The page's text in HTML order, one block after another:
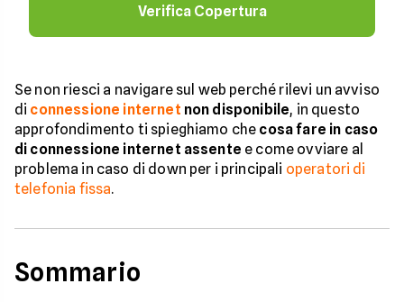
Verifica Copertura
Se non riesci a navigare sul web perché rilevi un avviso
di connessione internet non disponibile, in questo
approfondimento ti spieghiamo che cosa fare in caso
di connessione internet assente e come ovviare al
problema in caso di down per i principali operatori di
telefonia fissa.
Sommario